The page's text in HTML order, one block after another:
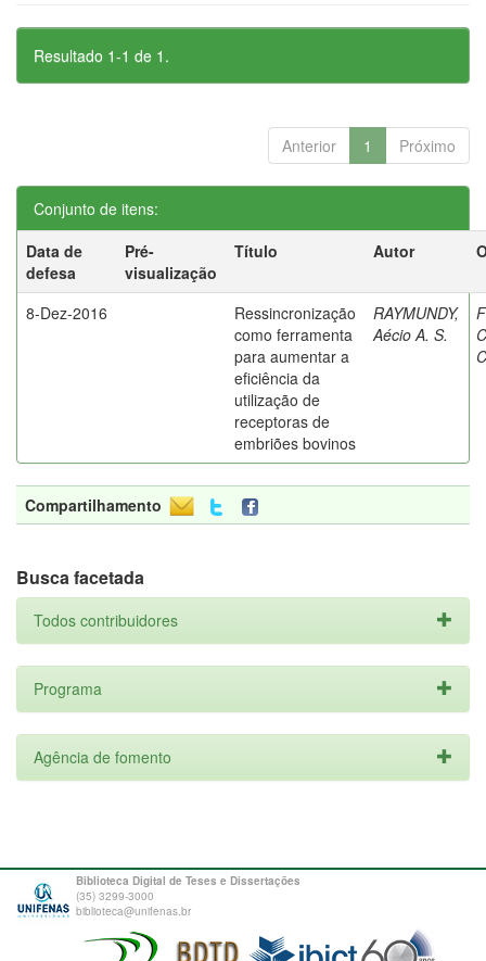
Resultado 1-1 de 1.
Anterior 1 Próximo
Conjunto de itens:
Data de
defesa
Pré-
visualização
Título Autor
8-Dez-2016
Ressincronização
como ferramenta
para aumentar a
eficiência da
utilização de
receptoras de
embriões bovinos
RAYMUNDY,
Aécio A. S.
Compartilhamento
Busca facetada
Todos contribuidores
Programa
Agência de fomento
Biblioteca Digital de Teses e Dissertações
(35) 3299-3000
biblioteca@unifenas.br